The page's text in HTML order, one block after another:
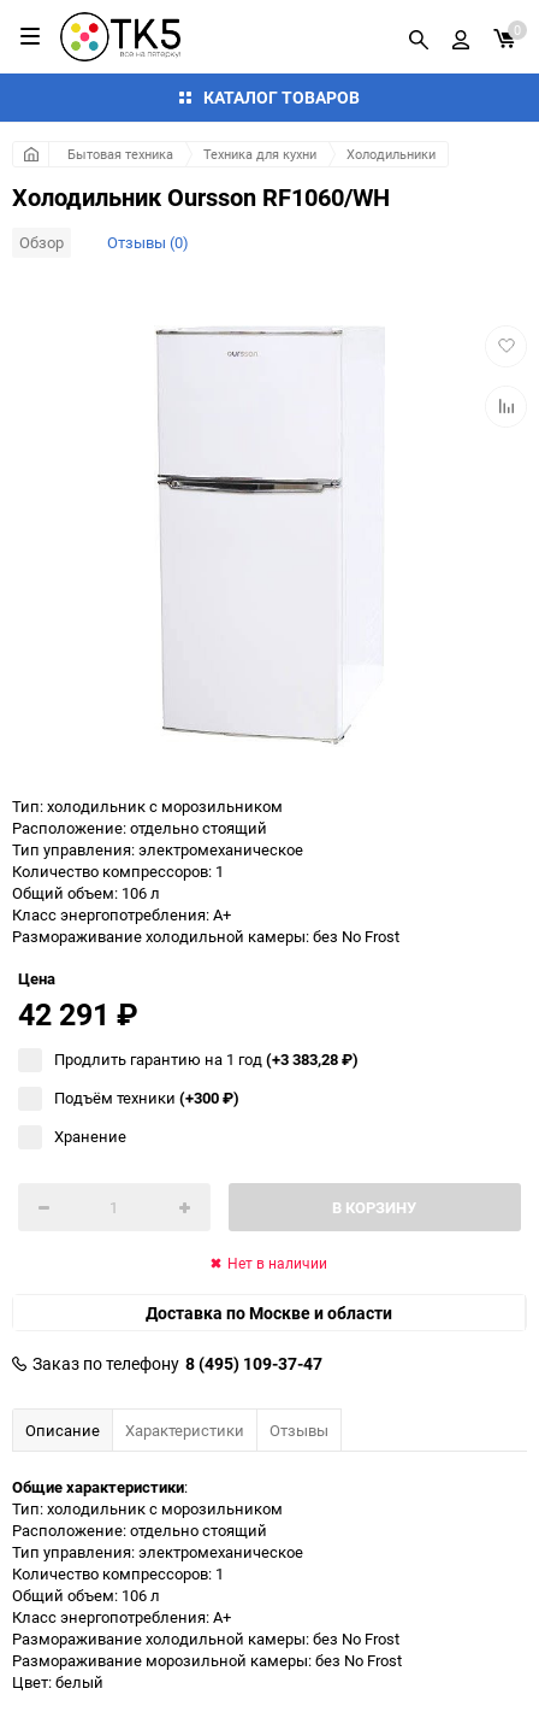
КАТАЛОГ ТОВАРОВ
0
Бытовая техника Техника для кухни Холодильники
Холодильник Oursson RF1060/WH
Обзор Отзывы (0)
Тип: холодильник с морозильником
Расположение: отдельно стоящий
Тип управления: электромеханическое
Количество компрессоров: 1
Общий объем: 106 л
Класс энергопотребления: A+
Размораживание холодильной камеры: без No Frost
Цена
42 291 ₽
Продлить гарантию на 1 год(+3 383,28₽)
Подъём техники (+300₽)
Хранение
В КОРЗИНУ
Нет в наличии
Доставка по Москве и области
Заказ по телефону 8 (495) 109-37-47
Описание Характеристики Отзывы
Общие характеристики:
Тип: холодильник с морозильником
Расположение: отдельно стоящий
Тип управления: электромеханическое
Количество компрессоров: 1
Общий объем: 106 л
Класс энергопотребления: A+
Размораживание холодильной камеры: без No Frost
Размораживание морозильной камеры: без No Frost
Цвет: белый